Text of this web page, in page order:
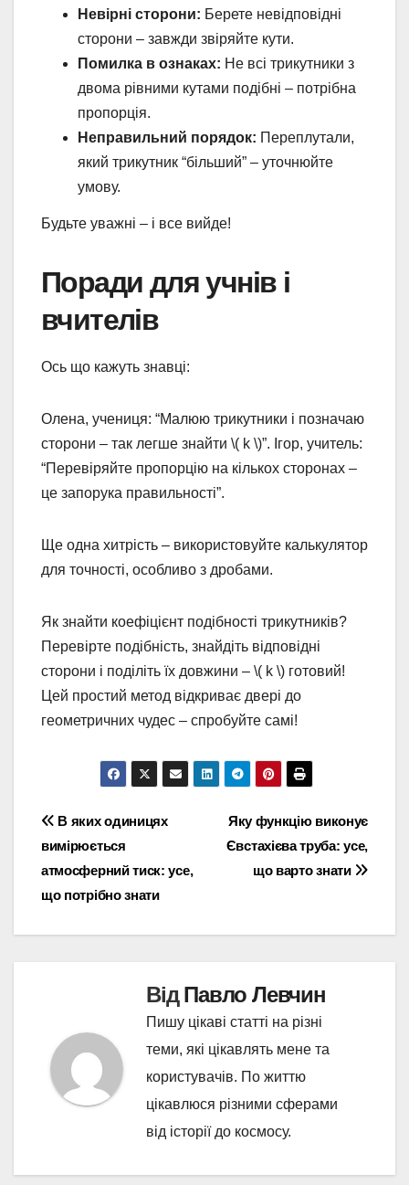
Невірні сторони: Берете невідповідні
сторони – завжди звіряйте кути.
Помилка в ознаках: Не всі трикутники з
двома рівними кутами подібні – потрібна
пропорція.
Неправильний порядок: Переплутали,
який трикутник “більший” – уточнюйте
умову.
Будьте уважні – і все вийде!
Поради для учнів і
вчителів
Ось що кажуть знавці:
Олена, учениця: “Малюю трикутники і позначаю
сторони – так легше знайти \( k \)”. Ігор, учитель:
“Перевіряйте пропорцію на кількох сторонах –
це запорука правильності”.
Ще одна хитрість – використовуйте калькулятор
для точності, особливо з дробами.
Як знайти коефіцієнт подібності трикутників?
Перевірте подібність, знайдіть відповідні
сторони і поділіть їх довжини – \( k \) готовий!
Цей простий метод відкриває двері до
геометричних чудес – спробуйте самі!
Навігація
записів
Яку функцію виконує
Євстахієва труба: усе,
що варто знати
В яких одиницях
вимірюється
атмосферний тиск: усе,
що потрібно знати
ВідПавло Левчин
Пишу цікаві статті на різні
теми, які цікавлять мене та
користувачів. По життю
цікавлюся різними сферами
від історії до космосу.